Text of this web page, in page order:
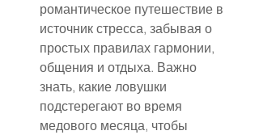
романтическое путешествие в
источник стресса, забывая о
простых правилах гармонии,
общения и отдыха. Важно
знать, какие ловушки
подстерегают во время
медового месяца, чтобы